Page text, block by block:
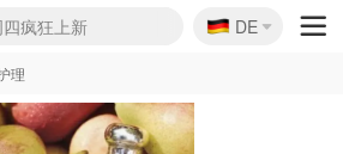
开抢！
疯狂上新
大促
折 随时失效
独家85折额外叠85折
闪促！每日更新
囤！5折起+叠9折
仅€192
🇩🇪
DE
理